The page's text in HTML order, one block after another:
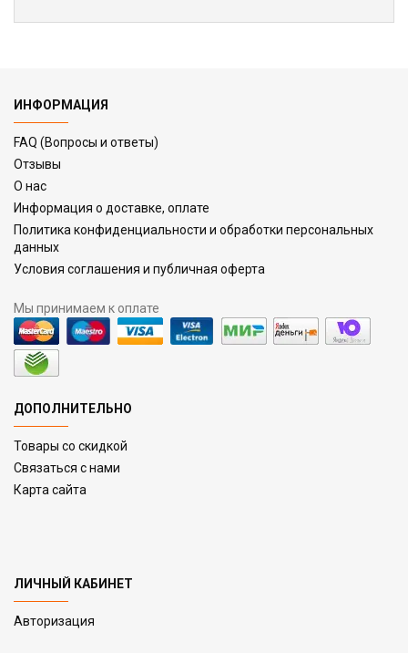
ИНФОРМАЦИЯ
FAQ (Вопросы и ответы)
Отзывы
О нас
Информация о доставке, оплате
Политика конфиденциальности и обработки персональных
данных
Условия соглашения и публичная оферта
Мы принимаем к оплате
ДОПОЛНИТЕЛЬНО
Товары со скидкой
Связаться с нами
Карта сайта
ЛИЧНЫЙ КАБИНЕТ
Авторизация